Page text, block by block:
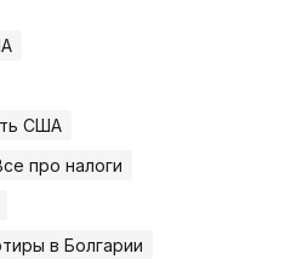
США
про налоги
в Болгарии